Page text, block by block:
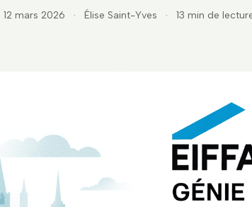
12 mars 2026 · Élise Saint-Yves · 13 min de